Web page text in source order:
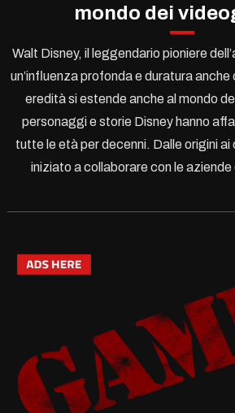
mondo dei
Walt Disney, il leggendario pioniere
un’influenza profonda e duratura
eredità si estende anche al mondo
personaggi e storie Disney hanno
tutte le età per decenni. Dalle origini ai
iniziato a collaborare con le